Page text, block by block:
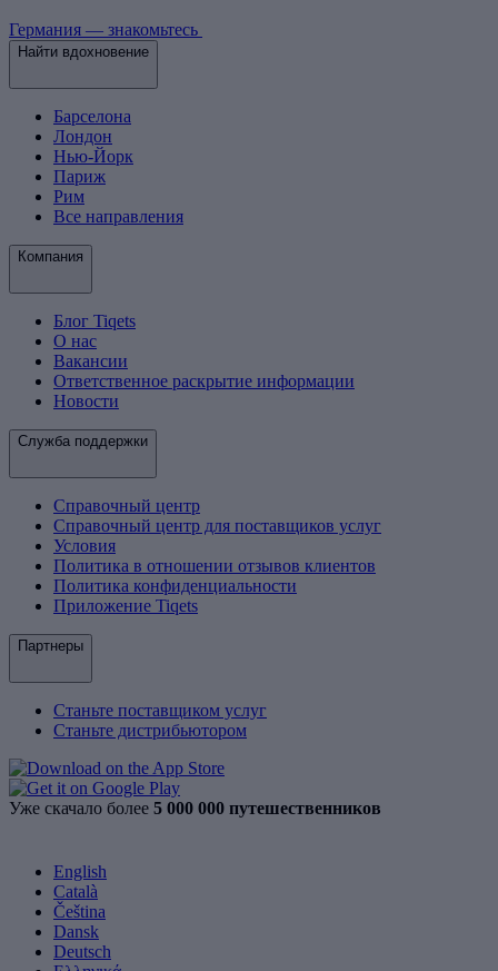
Германия — знакомьтесь
Найти вдохновение
Барселона
Лондон
Нью-Йорк
Париж
Рим
Все направления
Компания
Блог Tiqets
О нас
Вакансии
Ответственное раскрытие информации
Новости
Служба поддержки
Справочный центр
Справочный центр для поставщиков услуг
Условия
Политика в отношении отзывов клиентов
Политика конфиденциальности
Приложение Tiqets
Партнеры
Станьте поставщиком услуг
Станьте дистрибьютором
Уже скачало более 5 000 000 путешественников
English
Català
Čeština
Dansk
Deutsch